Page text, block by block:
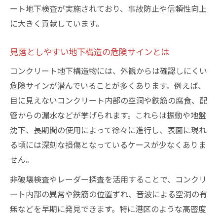
ート地下検査が実施されており、事故防止や信頼性向上
に大きく貢献しています。
見落としやすい地下構造の危険サインとは
コンクリート地下構造物には、外観からは確認しにくい
危険サインが潜んでいることが多くあります。例えば、
目に見えないコンクリート内部の空洞や鉄筋の腐食、配
管からの漏水などが挙げられます。これらは振動や地盤
沈下、長期間の使用によって徐々に進行し、表面に現れ
る頃には深刻な損傷となっているケースが少なくありま
せん。
非破壊検査やレーダー探査を活用することで、コンクリ
ート内部の異常や鉄筋の位置ずれ、音波による空洞の有
無などを早期に発見できます。特に港区のような高密度